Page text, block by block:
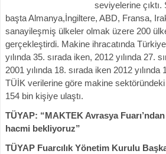
seviyelerine çıktı.
başta Almanya,İngiltere, ABD, Fransa,
sanayileşmiş ülkeler olmak üzere 200
gerçekleştirdi. Makine ihracatında
yılında 35. sırada iken, 2012 yılında 27.
2001 yılında 18. sırada iken 2012
TÜİK verilerine göre makine sektöründeki
154 bin kişiye ulaştı.
TÜYAP: “MAKTEK Avrasya
hacmi bekliyoruz”
TÜYAP Fuarcılık Yönetim Kurulu